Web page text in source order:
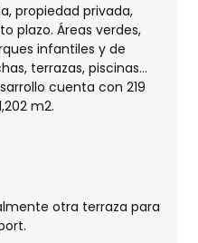
propiedad privada,
plazo. Áreas verdes,
infantiles y de
terrazas, piscinas…
cuenta con 219
m2.
otra terraza para